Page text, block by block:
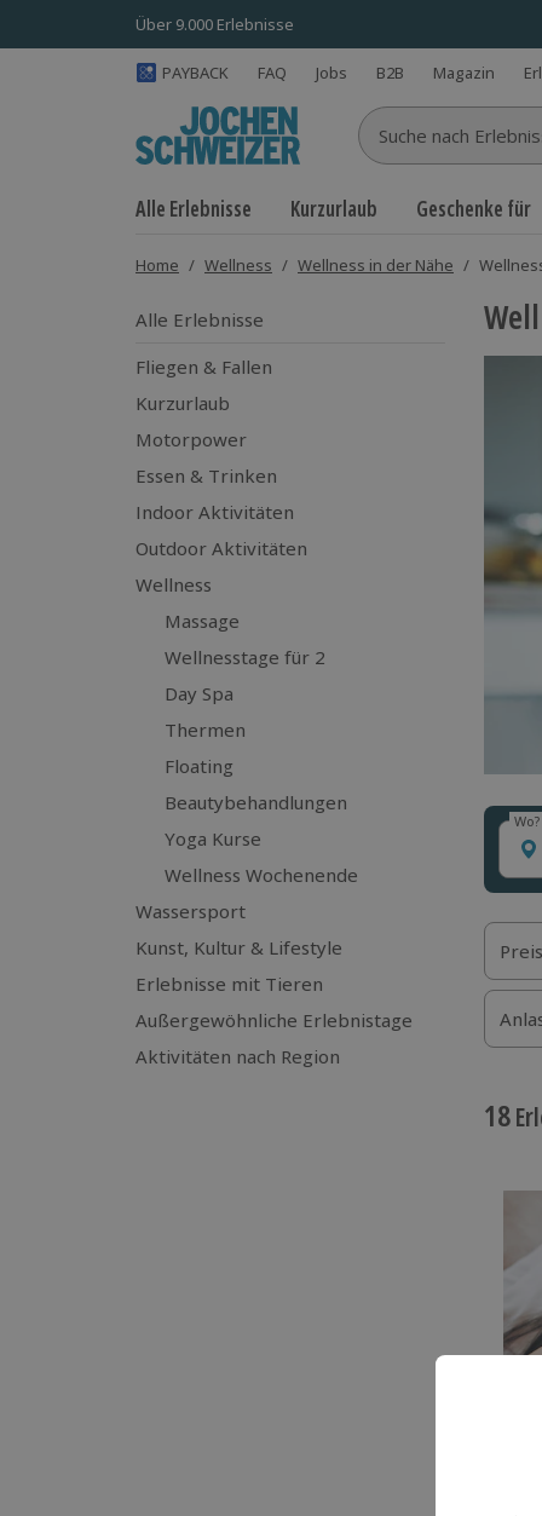
Über 9.000 Erlebnisse
PAYBACK FAQ Jobs B2B Magazin
Suche nach
Alle Erlebnisse Kurzurlaub Geschenke für
Home / Wellness / Wellness in der Nähe /
Alle Erlebnisse
Fliegen & Fallen
Kurzurlaub
Motorpower
Essen & Trinken
Indoor Aktivitäten
Outdoor Aktivitäten
Wellness
Massage
Wellnesstage für 2
Day Spa
Thermen
Floating
Beautybehandlungen
Yoga Kurse
Wellness Wochenende
Wassersport
Kunst, Kultur & Lifestyle
Erlebnisse mit Tieren
Außergewöhnliche Erlebnistage
Aktivitäten nach Region
Wo?
Wo?
Preis
18